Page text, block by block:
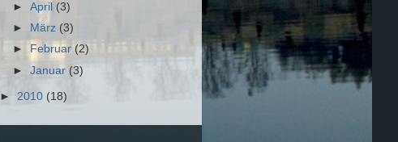
►April (3)
►
März (3)
►
Februar (2)
►Januar (3)
► 2010 (18)